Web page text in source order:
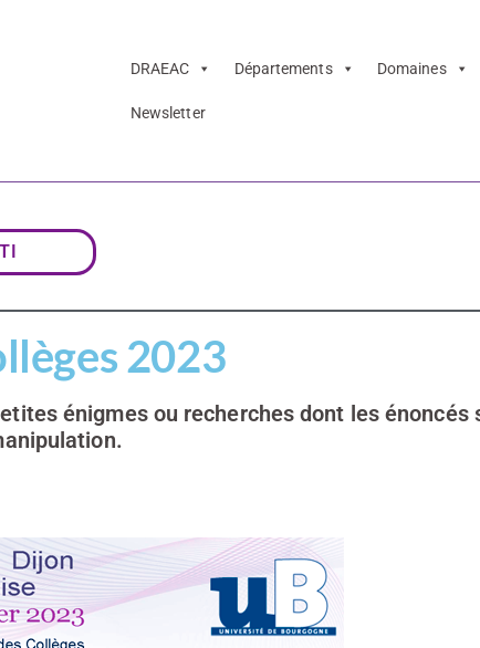
DRAEAC Départements Domaines
Newsletter
des
2023
énigmes ou recherches dont les énoncés